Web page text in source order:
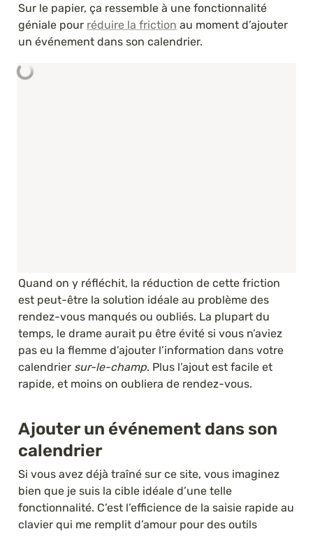
Sur le papier, ça ressemble à une fonctionnalité
géniale pour réduire la friction au moment d’ajouter
un événement dans son calendrier.
Quand on y réfléchit, la réduction de cette friction
est peut-être la solution idéale au problème des
rendez-vous manqués ou oubliés. La plupart du
temps, le drame aurait pu être évité si vous n’aviez
pas eu la flemme d’ajouter l’information dans votre
calendrier sur-le-champ. Plus l’ajout est facile et
rapide, et moins on oubliera de rendez-vous.
Ajouter un événement dans son
calendrier
Si vous avez déjà traîné sur ce site, vous imaginez
bien que je suis la cible idéale d’une telle
fonctionnalité. C’est l’efficience de la saisie rapide au
clavier qui me remplit d’amour pour des outils